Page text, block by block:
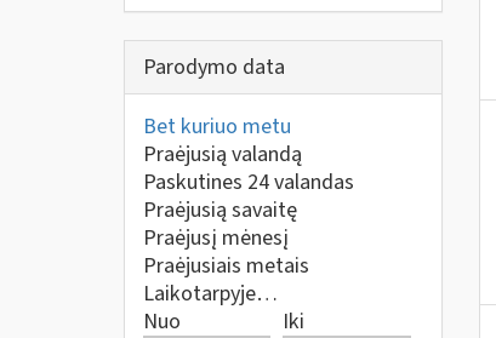
Parodymo data
Bet kuriuo metu
Praėjusią valandą
Paskutines 24 valandas
Praėjusią savaitę
Praėjusį mėnesį
Praėjusiais metais
Laikotarpyje…
Nuo
Iki